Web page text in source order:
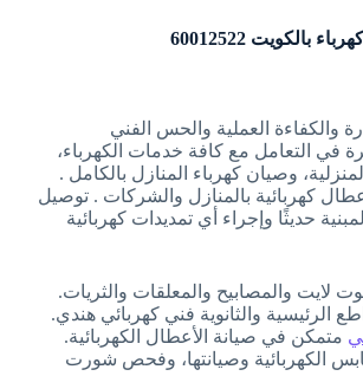
بالكويت 60012522
والكفاءة العملية والحس الفني
في التعامل مع كافة خدمات الكهرباء،
وصيان كهرباء المنازل بالكامل .
كهربائية بالمنازل والشركات . توصيل
حديثًا وإجراء أي تمديدات كهربائية
لايت والمصابيح والمعلقات والثريات.
الرئيسية والثانوية فني كهربائي هندي.
متمكن في صيانة الأعطال الكهربائية.
الكهربائية وصيانتها، وفحص شورت